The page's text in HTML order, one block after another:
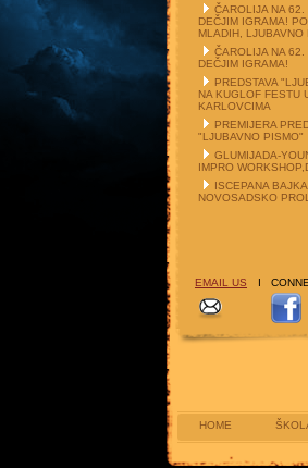
ČAROLIJA NA 62.
DEČJIM IGRAMA!
MLADIH, LJUBAVNO
ČAROLIJA NA 62.
DEČJIM IGRAMA!
PREDSTAVA
NA KUGLOF FESTU
KARLOVCIMA
PREMIJERA
"LJUBAVNO PISMO"
GLUMIJADA-
IMPRO
ISCEPANA
NOVOSADSKO
EMAIL US I
HOME